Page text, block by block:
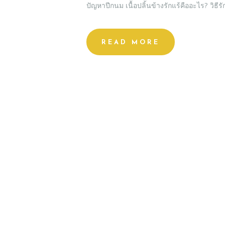
ปัญหาปีกนม เนื้อปลิ้นข้างรักแร้คืออะไร? วิธีรั
READ MORE